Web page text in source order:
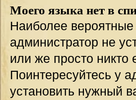
Моего языка нет в
Наиболее вероятные
администратор не
или же просто
Поинтересуйтесь у
установить нужный